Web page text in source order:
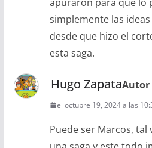
simplemente las
desde que hizo el
esta saga.
Hugo ZapataAutor
el octubre 19, 2024 a las
Puede ser Marcos, tal